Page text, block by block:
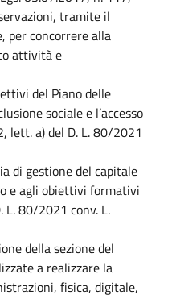
tramite il
per concorrere alla
attività e
del Piano delle
sociale e l’accesso
lett. a) del D. L. 80/2021
di gestione del capitale
e agli obiettivi formativi
L. 80/2021 conv. L.
della sezione del
a realizzare la
fisica, digitale,